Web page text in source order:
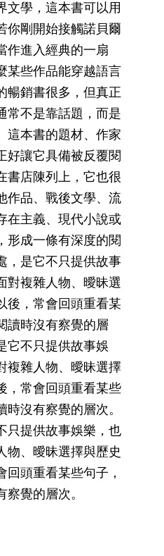
文學，這本書可以用
你剛開始接觸諾貝爾
作進入經典的一扇
某些作品能穿越語言
暢銷書很多，但真正
常不是靠話題，而是
這本書的題材、作家
好讓它具備被反覆閱
書店陳列上，它也很
作品、戰後文學、流
在主義、現代小說或
形成一條有深度的閱
，是它不只提供故事
對複雜人物、曖昧選
後，常會回頭重看某
讀時沒有察覺的層
它不只提供故事娛
複雜人物、曖昧選擇
，常會回頭重看某些
沒有察覺的層次。
只提供故事娛樂，也
物、曖昧選擇與歷史
回頭重看某些句子，
覺的層次。